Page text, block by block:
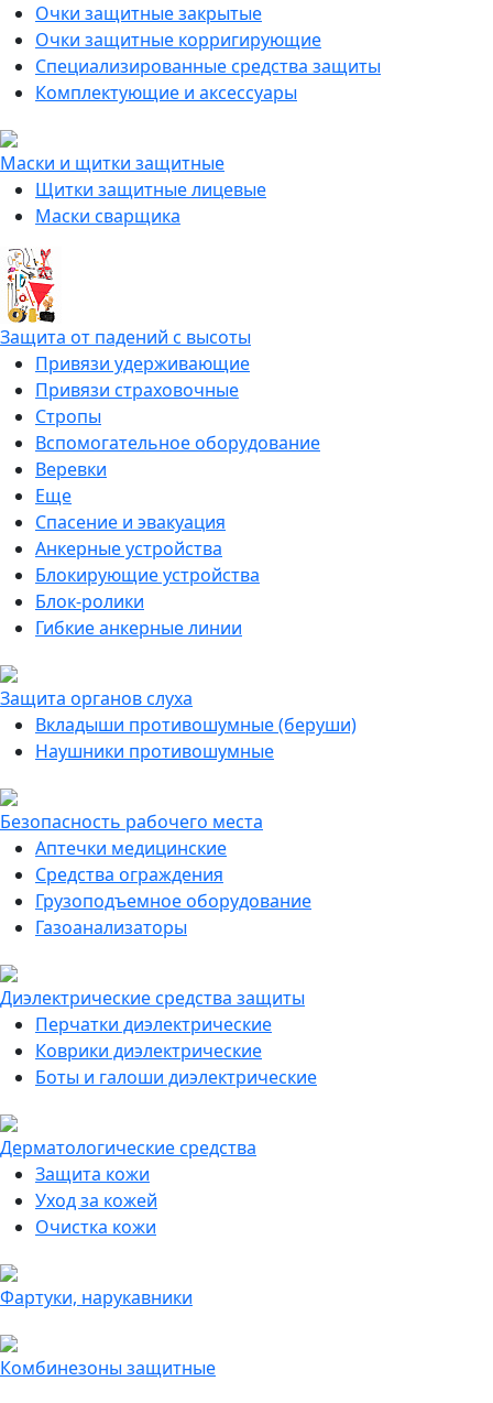
Очки защитные закрытые
Очки защитные корригирующие
Специализированные средства защиты
Комплектующие и аксессуары
Маски и щитки защитные
Щитки защитные лицевые
Маски сварщика
Защита от падений с высоты
Привязи удерживающие
Привязи страховочные
Стропы
Вспомогательное оборудование
Веревки
Еще
Спасение и эвакуация
Анкерные устройства
Блокирующие устройства
Блок-ролики
Гибкие анкерные линии
Защита органов слуха
Вкладыши противошумные (беруши)
Наушники противошумные
Безопасность рабочего места
Аптечки медицинские
Средства ограждения
Грузоподъемное оборудование
Газоанализаторы
Диэлектрические средства защиты
Перчатки диэлектрические
Коврики диэлектрические
Боты и галоши диэлектрические
Дерматологические средства
Защита кожи
Уход за кожей
Очистка кожи
Фартуки, нарукавники
Комбинезоны защитные